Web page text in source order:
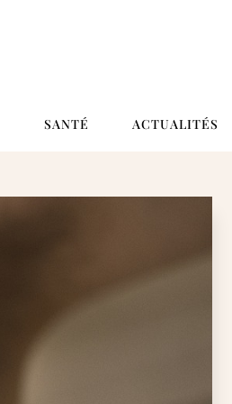
SANTÉ ACTUALITÉS